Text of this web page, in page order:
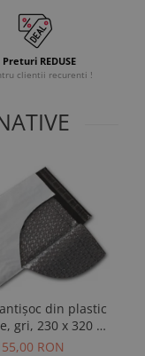
Preturi REDUSE
clientii recurenti !
din plastic
gri, 230 x 320 +
mm, 50 buc
55,00 RON